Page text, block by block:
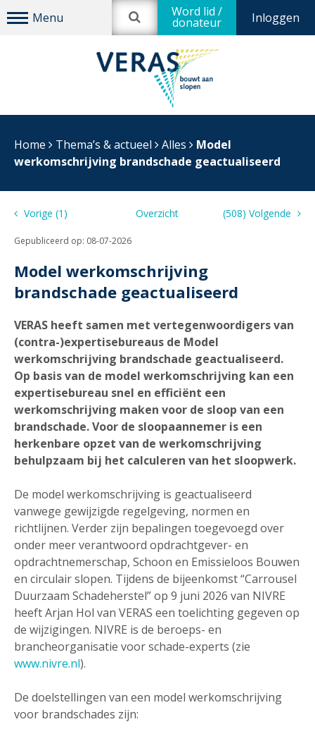
Inloggen
Word lid /
donateur
Home Thema’s & actueel Alles
Model
werkomschrijving brandschade geactualiseerd
Vorige (1) Overzicht (508) Volgende
Gepubliceerd op: 08-07-2026
Model werkomschrijving
brandschade geactualiseerd
VERAS heeft samen met vertegenwoordigers van
(contra-)expertisebureaus de Model
werkomschrijving brandschade geactualiseerd.
Op basis van de model werkomschrijving kan een
expertisebureau snel en efficiënt een
werkomschrijving maken voor de sloop van een
brandschade. Voor de sloopaannemer is een
herkenbare opzet van de werkomschrijving
behulpzaam bij het calculeren van het sloopwerk.
De model werkomschrijving is geactualiseerd
vanwege gewijzigde regelgeving, normen en
richtlijnen. Verder zijn bepalingen toegevoegd over
onder meer verantwoord opdrachtgever- en
opdrachtnemerschap, Schoon en Emissieloos Bouwen
en circulair slopen. Tijdens de bijeenkomst “Carrousel
Duurzaam Schadeherstel” op 9 juni 2026 van NIVRE
heeft Arjan Hol van VERAS een toelichting gegeven op
de wijzigingen. NIVRE is de beroeps- en
brancheorganisatie voor schade-experts (zie
www.nivre.nl).
De doelstellingen van een model werkomschrijving
voor brandschades zijn: